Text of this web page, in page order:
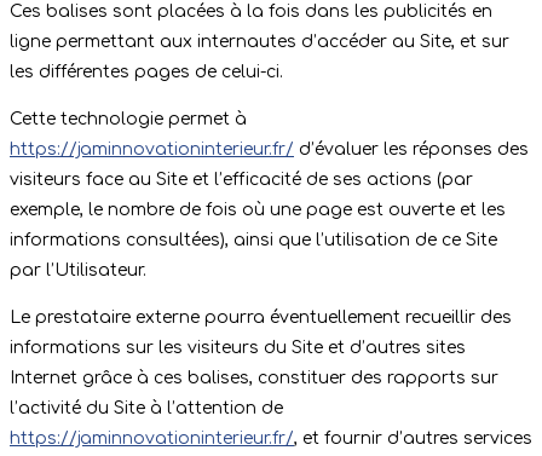
Ces balises sont placées à la fois dans les publicités en
ligne permettant aux internautes d’accéder au Site, et sur
les différentes pages de celui-ci.
Cette technologie permet à
https://jaminnovationinterieur.fr/ d’évaluer les réponses des
visiteurs face au Site et l’efficacité de ses actions (par
exemple, le nombre de fois où une page est ouverte et les
informations consultées), ainsi que l’utilisation de ce Site
par l’Utilisateur.
Le prestataire externe pourra éventuellement recueillir des
informations sur les visiteurs du Site et d’autres sites
Internet grâce à ces balises, constituer des rapports sur
l’activité du Site à l’attention de
https://jaminnovationinterieur.fr/, et fournir d’autres services